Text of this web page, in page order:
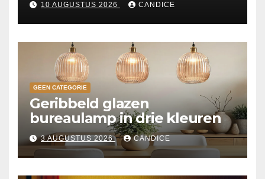
10 AUGUSTUS 2026 CANDICE
GEEN CATEGORIE
Geribbeld glazen
bureaulamp in drie kleuren
3 AUGUSTUS 2026 CANDICE